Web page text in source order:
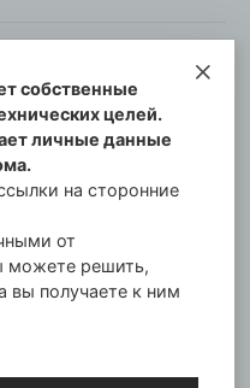
портал
2026
СМИ: ПИ №57-
в сфере связи,
и массовых
области.
собственные
целей.
личные данные
на сторонние
от
можете решить,
вы получаете к ним